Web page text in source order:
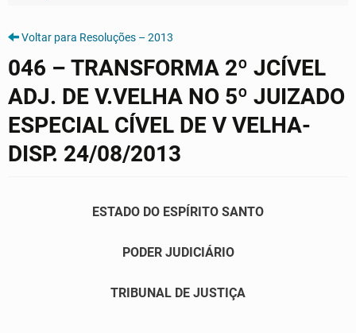
Voltar para Resoluções – 2013
046 – TRANSFORMA 2º JCÍVEL
ADJ. DE V.VELHA NO 5º JUIZADO
ESPECIAL CÍVEL DE V VELHA-
DISP. 24/08/2013
ESTADO DO ESPÍRITO SANTO
PODER JUDICIÁRIO
TRIBUNAL DE JUSTIÇA